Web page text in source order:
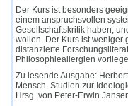
Der Kurs ist besonders
einem anspruchsvollen
Gesellschaftskritik haben,
wollen. Der Kurs ist weniger
distanzierte
Philosophieallergien
Zu lesende Ausgabe:
Mensch. Studien zur
Hrsg. von Peter-Erwin